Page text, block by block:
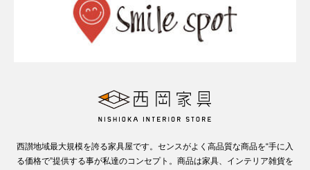
西讃地域最大規模を誇る家具屋です。センスがよく高品質な商品を“手に入
る価格で”提供する事が私達のコンセプト。商品は家具、インテリア雑貨を